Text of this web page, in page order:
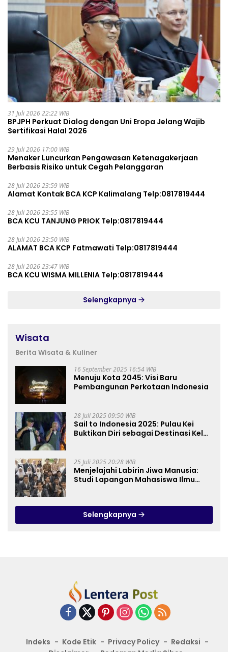
31 Juli 2026 22:22 WIB
BPJPH Perkuat Dialog dengan Uni Eropa Jelang Wajib
Sertifikasi Halal 2026
29 Juli 2026 17:00 WIB
Menaker Luncurkan Pengawasan Ketenagakerjaan
Berbasis Risiko untuk Cegah Pelanggaran
28 Juli 2026 23:59 WIB
Alamat Kontak BCA KCP Kalimalang Telp:0817819444
28 Juli 2026 23:55 WIB
BCA KCU TANJUNG PRIOK Telp:0817819444
28 Juli 2026 23:50 WIB
ALAMAT BCA KCP Fatmawati Telp:0817819444
28 Juli 2026 23:47 WIB
BCA KCU WISMA MILLENIA Telp:0817819444
Selengkapnya
Wisata
Berita Wisata & Kuliner
16 September 2025 16:54 WIB
Menuju Kota 2045: Visi Baru
Pembangunan Perkotaan Indonesia
28 Juli 2025 09:50 WIB
Sail to Indonesia 2025: Pulau Kei
Buktikan Diri sebagai Destinasi Kelas
25 Juli 2025 20:28 WIB
Menjelajahi Labirin Jiwa Manusia:
Studi Lapangan Mahasiswa Ilmu
Selengkapnya
Indeks Kode Etik Privacy Policy
Redaksi